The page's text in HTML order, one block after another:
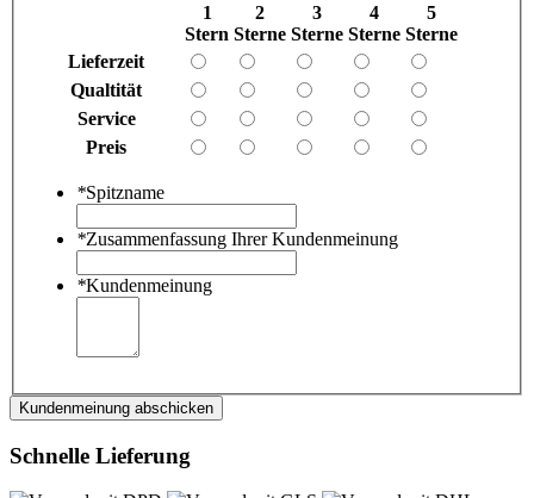
1
Stern
2
Sterne
3
Sterne
4
Sterne
5
Sterne
Lieferzeit
Qualtität
Service
Preis
*Spitzname
*Zusammenfassung Ihrer Kundenmeinung
*Kundenmeinung
Kundenmeinung abschicken
Schnelle Lieferung